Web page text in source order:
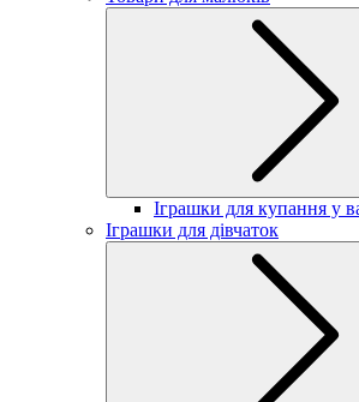
Іграшки для купання у
Іграшки для дівчаток